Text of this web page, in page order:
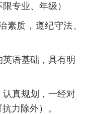
专业、年级）
素质，遵纪守法、
语基础，具有明
真规划，一经对
力除外）。